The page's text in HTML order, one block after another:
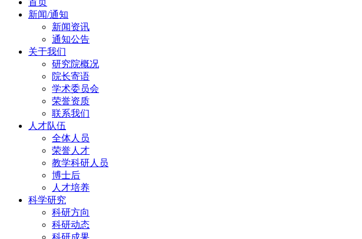
首页
新闻/通知
新闻资讯
通知公告
关于我们
研究院概况
院长寄语
学术委员会
荣誉资质
联系我们
人才队伍
全体人员
荣誉人才
教学科研人员
博士后
人才培养
科学研究
科研方向
科研动态
科研成果